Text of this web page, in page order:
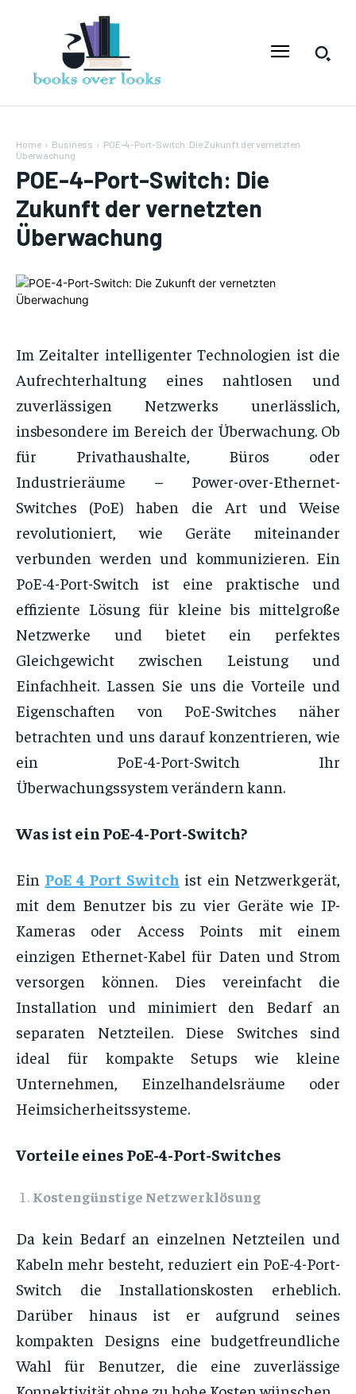
Home Business
POE-4-Port-Switch: Die Zukunft der vernetzten
Überwachung
POE-4-Port-Switch: Die
Zukunft der vernetzten
Überwachung
Im Zeitalter intelligenter Technologien ist die
Aufrechterhaltung eines nahtlosen und
zuverlässigen Netzwerks unerlässlich,
insbesondere im Bereich der Überwachung. Ob
für Privathaushalte, Büros oder
Industrieräume – Power-over-Ethernet-
Switches (PoE) haben die Art und Weise
revolutioniert, wie Geräte miteinander
verbunden werden und kommunizieren. Ein
PoE-4-Port-Switch ist eine praktische und
effiziente Lösung für kleine bis mittelgroße
Netzwerke und bietet ein perfektes
Gleichgewicht zwischen Leistung und
Einfachheit. Lassen Sie uns die Vorteile und
Eigenschaften von PoE-Switches näher
betrachten und uns darauf konzentrieren, wie
ein PoE-4-Port-Switch Ihr
Überwachungssystem verändern kann.
Was ist ein PoE-4-Port-Switch?
Ein PoE 4 Port Switch ist ein Netzwerkgerät,
mit dem Benutzer bis zu vier Geräte wie IP-
Kameras oder Access Points mit einem
einzigen Ethernet-Kabel für Daten und Strom
versorgen können. Dies vereinfacht die
Installation und minimiert den Bedarf an
separaten Netzteilen. Diese Switches sind
ideal für kompakte Setups wie kleine
Unternehmen, Einzelhandelsräume oder
Heimsicherheitssysteme.
Vorteile eines PoE-4-Port-Switches
Kostengünstige Netzwerklösung
Da kein Bedarf an einzelnen Netzteilen und
Kabeln mehr besteht, reduziert ein PoE-4-Port-
Switch die Installationskosten erheblich.
Darüber hinaus ist er aufgrund seines
kompakten Designs eine budgetfreundliche
Wahl für Benutzer, die eine zuverlässige